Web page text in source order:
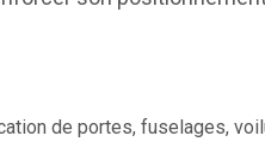
de portes, fuselages,